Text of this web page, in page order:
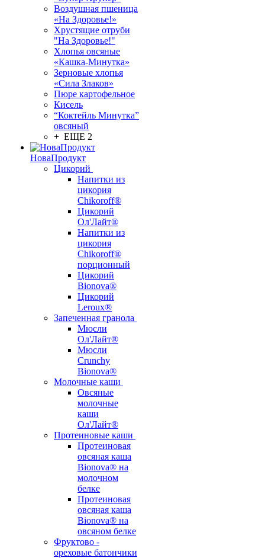
Воздушная пшеница
«На Здоровье!»
Хрустящие отруби
"На Здоровье!"
Хлопья овсяные
«Кашка-Минутка»
Зерновые хлопья
«Сила Злаков»
Пюре картофельное
Кисель
“Коктейль Минутка”
овсяный
+ ЕЩЕ 2
НоваПродукт
Цикорий
Напитки из
цикория
Chikoroff®
Цикорий
Ол'Лайт®
Напитки из
цикория
Chikoroff®
порционный
Цикорий
Bionova®
Цикорий
Leroux®
Запеченная гранола
Мюсли
Ол'Лайт®
Мюсли
Crunchy
Bionova®
Молочные каши
Овсяные
молочные
каши
Ол'Лайт®
Протеиновые каши
Протеиновая
овсяная каша
Bionova® на
молочном
белке
Протеиновая
овсяная каша
Bionova® на
овсяном белке
Фруктово -
ореховые батончики